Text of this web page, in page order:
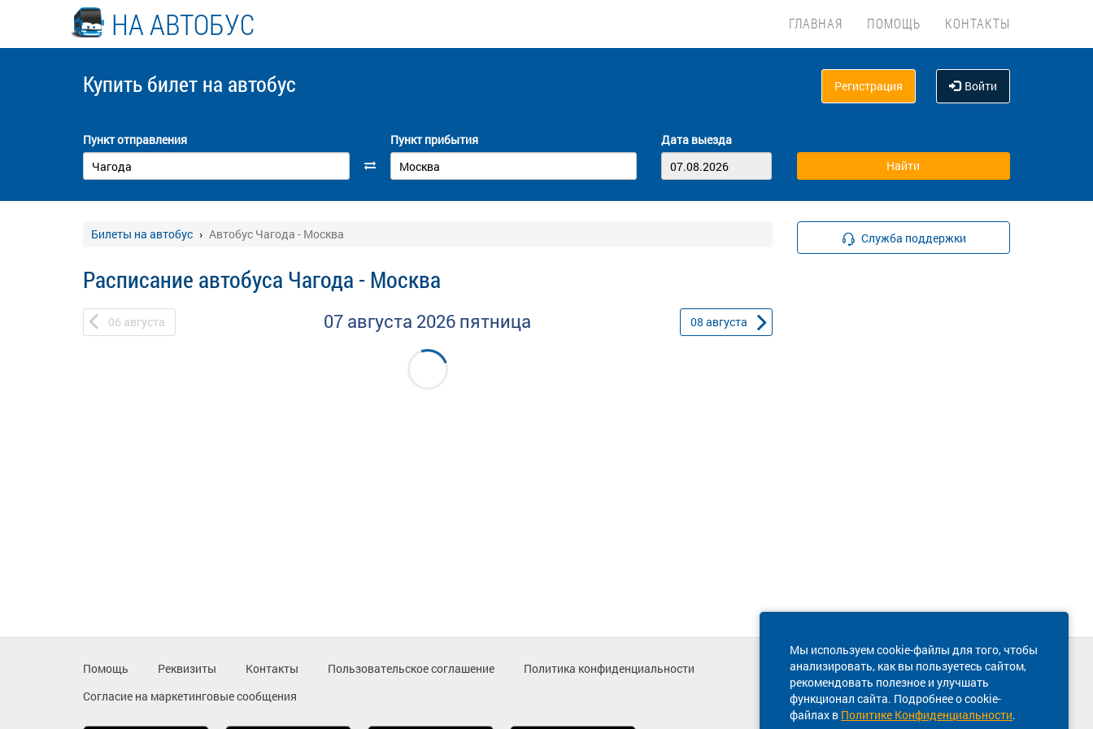
НА АВТОБУС ГЛАВНАЯ ПОМОЩЬ КОНТАКТЫ
Купить билет на автобус Регистрация Войти
Пункт отправления Пункт прибытия Дата выезда
Билеты на автобус Автобус Чагода - Москва
Расписание автобуса Чагода - Москва
06 августа 07 августа 2026 пятница 08 августа
Служба поддержки
Мы используем cookie-файлы для того, чтобы
анализировать, как вы пользуетесь сайтом,
рекомендовать полезное и улучшать
функционал сайта. Подробнее о cookie-
файлах в Политике Конфиденциальности.
Помощь Реквизиты Контакты Пользовательское соглашение
Политика конфиденциальности
Согласие на маркетинговые сообщения
Техническая поддержка сайта
8 800 600-03-38